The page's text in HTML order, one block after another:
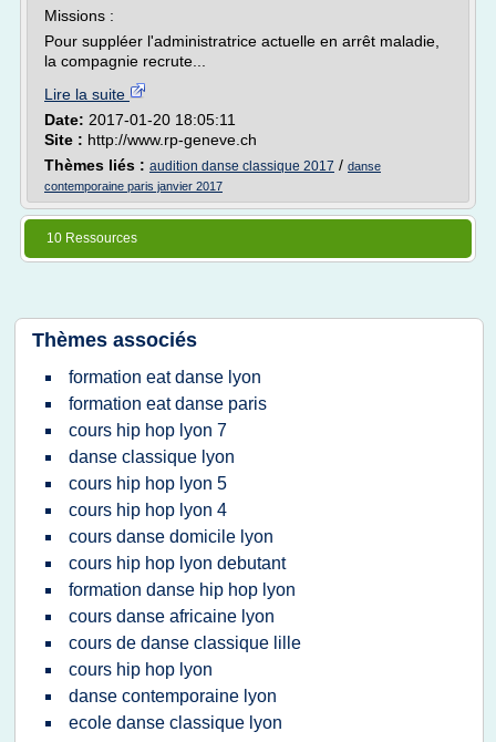
Missions :
Pour suppléer l'administratrice actuelle en arrêt maladie,
la compagnie recrute...
Lire la suite
Date: 2017-01-20 18:05:11
Site : http://www.rp-geneve.ch
Thèmes liés : audition danse classique 2017 / danse
contemporaine paris janvier 2017
10 Ressources
Thèmes associés
formation eat danse lyon
formation eat danse paris
cours hip hop lyon 7
danse classique lyon
cours hip hop lyon 5
cours hip hop lyon 4
cours danse domicile lyon
cours hip hop lyon debutant
formation danse hip hop lyon
cours danse africaine lyon
cours de danse classique lille
cours hip hop lyon
danse contemporaine lyon
ecole danse classique lyon